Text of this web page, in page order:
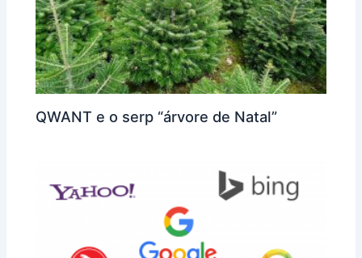
QWANT e o serp “árvore de Natal”